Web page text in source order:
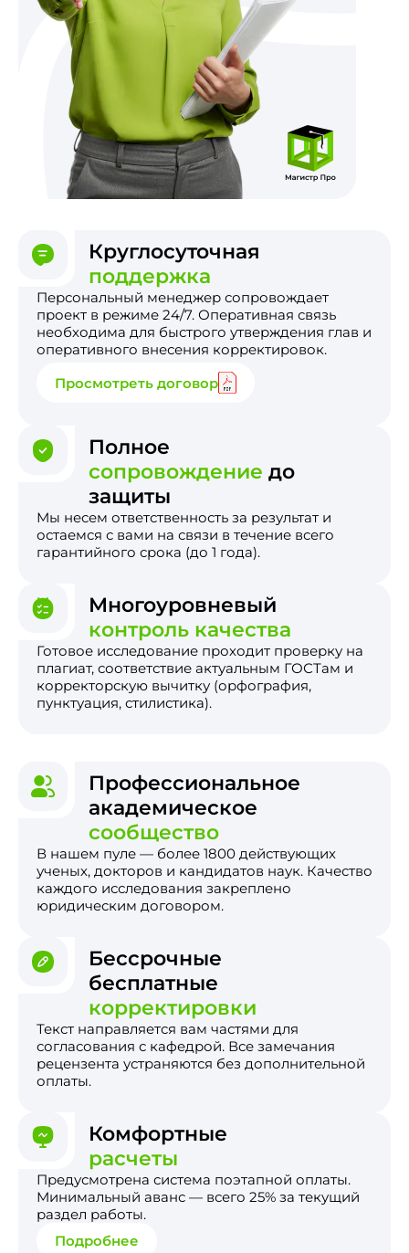
Круглосуточная
поддержка
Персональный менеджер сопровождает
проект в режиме 24/7. Оперативная связь
необходима для быстрого утверждения глав и
оперативного внесения корректировок.
Просмотреть договор
Полное
сопровождение до
защиты
Мы несем ответственность за результат и
остаемся с вами на связи в течение всего
гарантийного срока (до 1 года).
Многоуровневый
контроль качества
Готовое исследование проходит проверку на
плагиат, соответствие актуальным ГОСТам и
корректорскую вычитку (орфография,
пунктуация, стилистика).
Профессиональное
академическое
сообщество
В нашем пуле — более 1800 действующих
ученых, докторов и кандидатов наук. Качество
каждого исследования закреплено
юридическим договором.
Бессрочные
бесплатные
корректировки
Текст направляется вам частями для
согласования с кафедрой. Все замечания
рецензента устраняются без дополнительной
оплаты.
Комфортные
расчеты
Предусмотрена система поэтапной оплаты.
Минимальный аванс — всего 25% за текущий
раздел работы.
Подробнее